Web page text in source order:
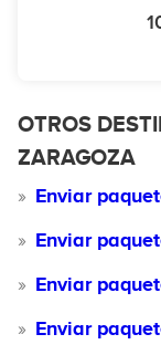
OTROS
ZARAGOZA
Enviar
Enviar
Enviar
Enviar